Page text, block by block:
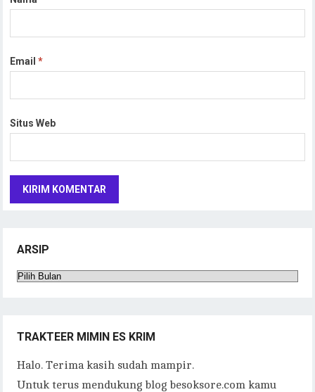
Email*
Situs Web
ARSIP
Arsip
TRAKTEER MIMIN ES KRIM
Halo. Terima kasih sudah mampir.
Untuk terus mendukung blog besoksore.com kamu